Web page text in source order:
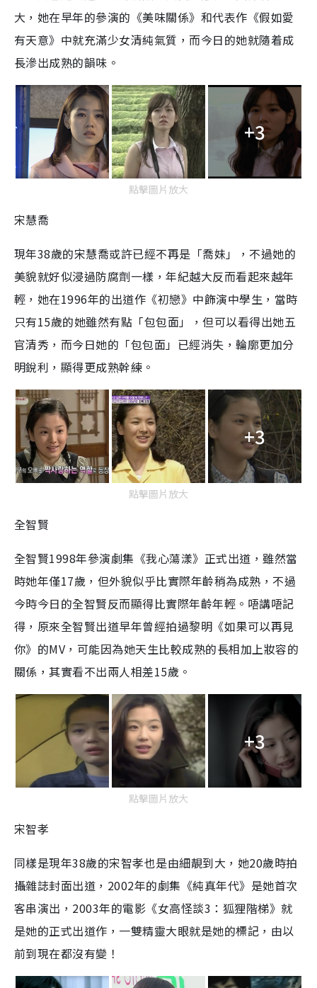
大，她在早年的參演的《美味關係》和代表作《假如愛
有天意》中就充滿少女清純氣質，而今日的她就隨着成
長滲出成熟的韻味。
+3
點擊圖片放大
宋慧喬
現年38歲的宋慧喬或許已經不再是「喬妹」，不過她的
美貌就好似浸過防腐劑一樣，年紀越大反而看起來越年
輕，她在1996年的出道作《初戀》中飾演中學生，當時
只有15歲的她雖然有點「包包面」，但可以看得出她五
官清秀，而今日她的「包包面」已經消失，輪廓更加分
明銳利，顯得更成熟幹練。
+3
點擊圖片放大
全智賢
全智賢1998年參演劇集《我心蕩漾》正式出道，雖然當
時她年僅17歲，但外貌似乎比實際年齡稍為成熟，不過
今時今日的全智賢反而顯得比實際年齡年輕。唔講唔記
得，原來全智賢出道早年曾經拍過黎明《如果可以再見
你》的MV ，可能因為她天生比較成熟的長相加上妝容的
關係，其實看不出兩人相差15歲。
+3
點擊圖片放大
宋智孝
同樣是現年38歲的宋智孝也是由細靚到大，她20歲時拍
攝雜誌封面出道， 2002年的劇集《純真年代》是她首次
客串演出， 2003年的電影《女高怪談3 ：狐狸階梯》就
是她的正式出道作，一雙精靈大眼就是她的標記，由以
前到現在都沒有變！